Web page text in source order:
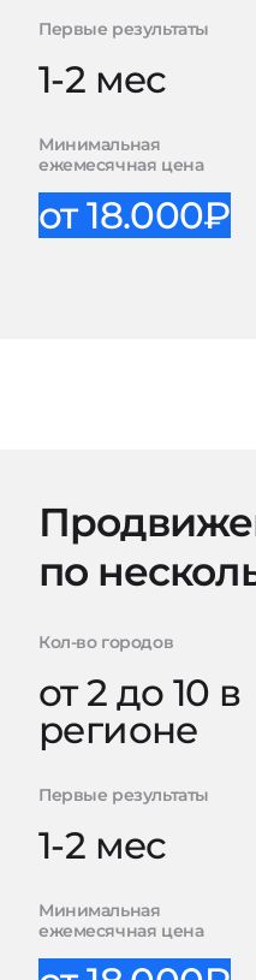
Первые результаты
1-2 мес
Минимальная
ежемесячная цена
от 18.000₽
по
Кол-во городов
от 2 до 10 в
регионе
Первые результаты
1-2 мес
Минимальная
ежемесячная цена